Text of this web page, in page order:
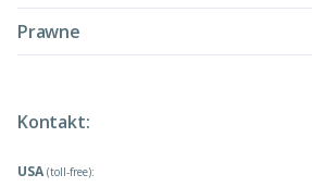
Prawne
Kontakt:
USA (toll-free):